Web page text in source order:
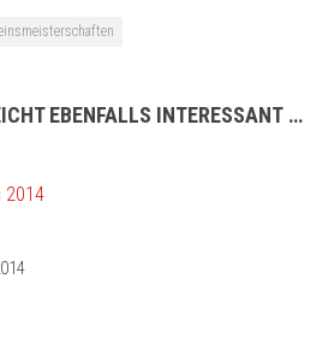
EBENFALLS INTERESSANT …